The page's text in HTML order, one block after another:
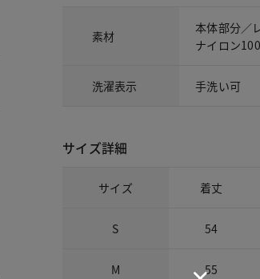
素材
本体部分／
ナイロン
洗濯表示 手洗い可
サイズ詳細
サイズ 着丈
S 54
M 55